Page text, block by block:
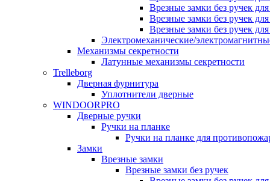
Врезные замки без ручек
Врезные замки без ручек
Врезные замки без ручек
Электромеханические/
Механизмы секретности
Латунные механизмы секретности
Trelleborg
Дверная фурнитура
Уплотнители дверные
WINDOORPRO
Дверные ручки
Ручки на планке
Ручки на планке для
Замки
Врезные замки
Врезные замки без ручек